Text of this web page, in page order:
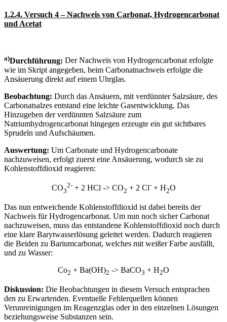
1.2.4. Versuch 4 – Nachweis von Carbonat, Hydrogencarbonat
und Acetat
a)Durchführung: Der Nachweis von Hydrogencarbonat erfolgte
wie im Skript angegeben, beim Carbonatnachweis erfolgte die
Ansäuerung direkt auf einem Uhrglas.
Beobachtung: Durch das Ansäuern, mit verdünnter Salzsäure, des
Carbonatsalzes entstand eine leichte Gasentwicklung. Das
Hinzugeben der verdünnten Salzsäure zum
Natriumhydrogencarbonat hingegen erzeugte ein gut sichtbares
Sprudeln und Aufschäumen.
Auswertung: Um Carbonate und Hydrogencarbonate
nachzuweisen, erfolgt zuerst eine Ansäuerung, wodurch sie zu
Kohlenstoffdioxid reagieren:
CO3
2-+ 2 HCl -> CO2 + 2 Cl-+ H2O
Das nun entweichende Kohlenstoffdioxid ist dabei bereits der
Nachweis für Hydrogencarbonat. Um nun noch sicher Carbonat
nachzuweisen, muss das entstandene Kohlenstoffdioxid noch durch
eine klare Barytwasserlösung geleitet werden. Dadurch reagieren
die Beiden zu Bariumcarbonat, welches mit weißer Farbe ausfällt,
und zu Wasser:
Co2 + Ba(OH)2 -> BaCO3 + H2O
Diskussion: Die Beobachtungen in diesem Versuch entsprachen
den zu Erwartenden. Eventuelle Fehlerquellen können
Verunreinigungen im Reagenzglas oder in den einzelnen Lösungen
beziehungsweise Substanzen sein.